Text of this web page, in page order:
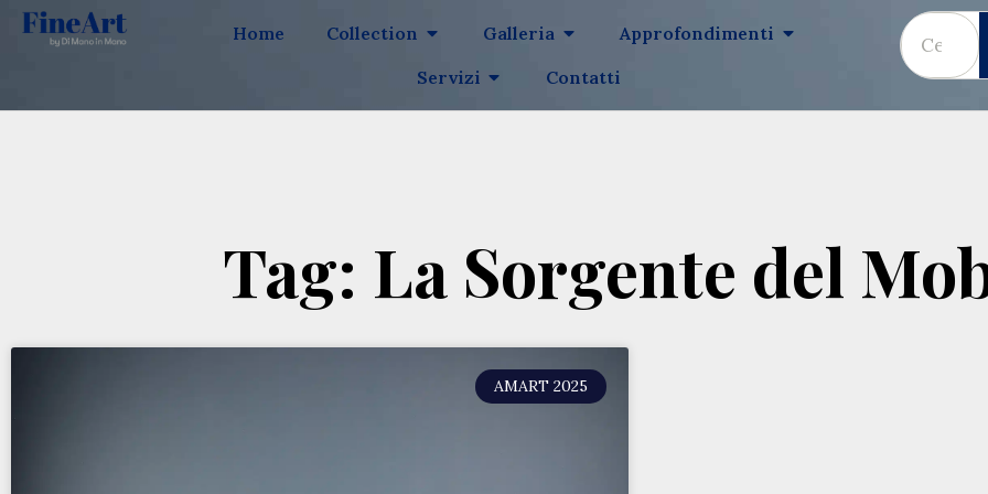
Home Collection Galleria
Approfondimenti
Servizi
Contatti
Tag: La Sorgente del
AMART 2025